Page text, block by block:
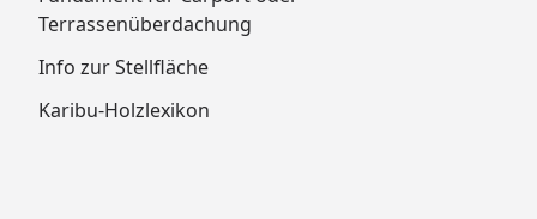
Terrassenüberdachung
Info zur Stellfläche
Karibu-Holzlexikon